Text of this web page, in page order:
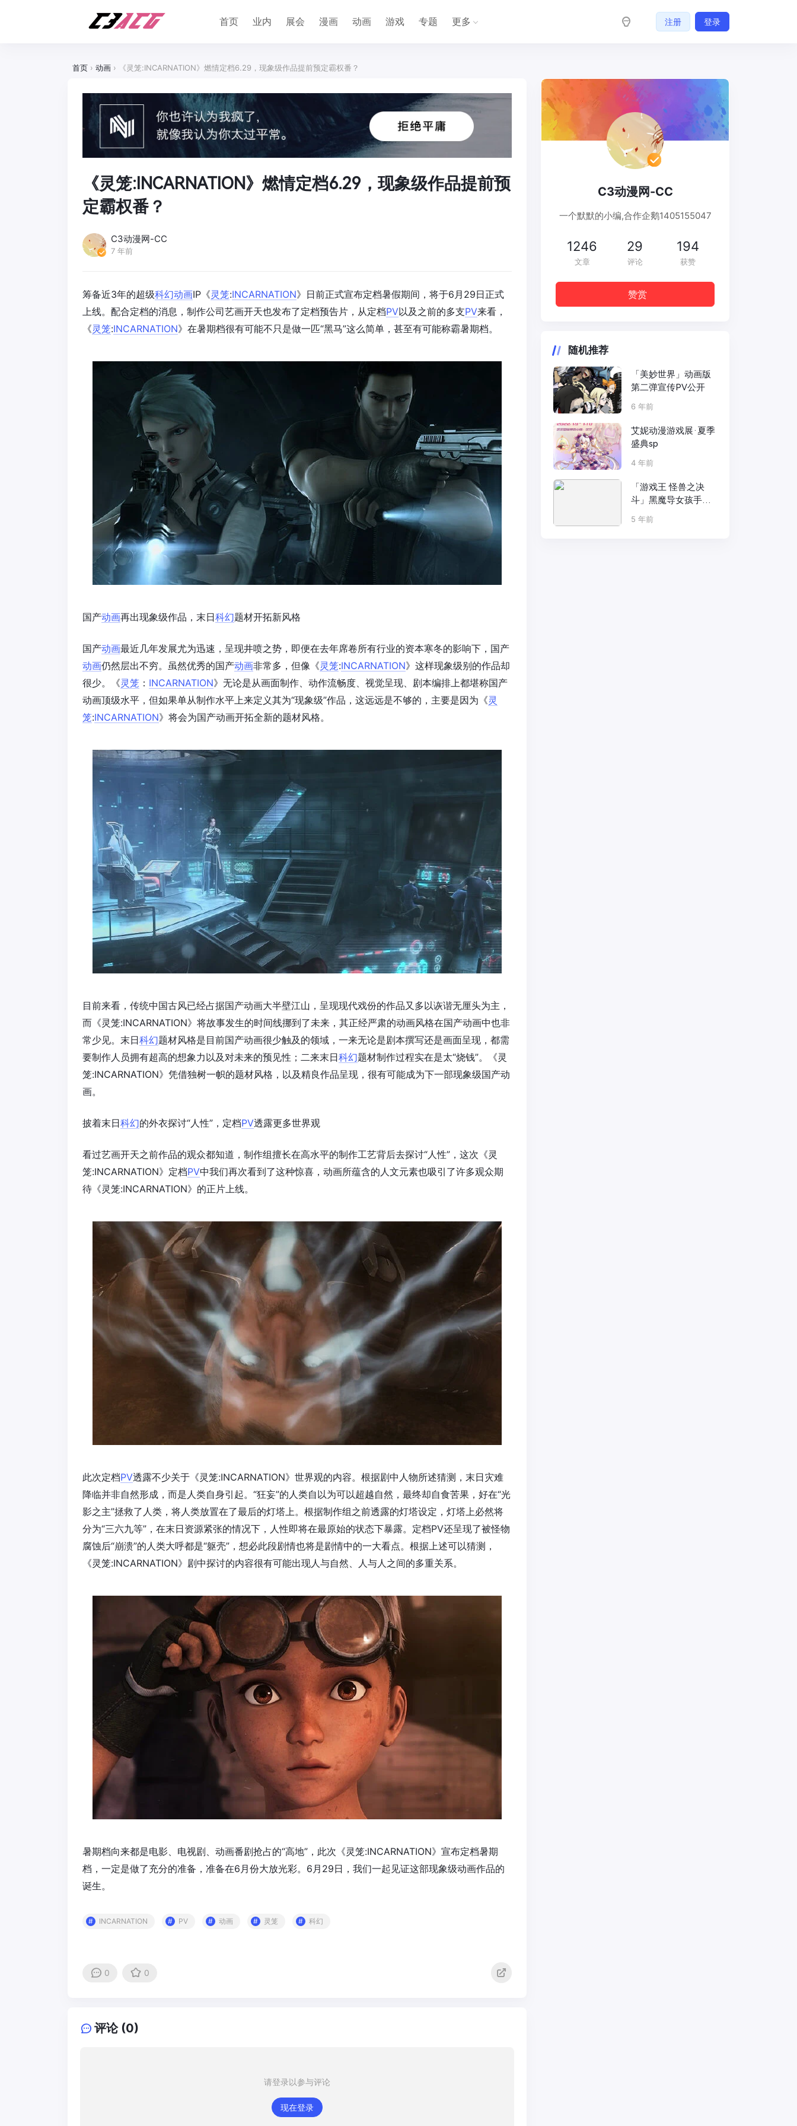
首页 业内 展会 漫画 动画 游戏 专题 更多 注册 登录
首页 › 动画 › 《灵笼:INCARNATION》燃情定档6.29，现象级作品提前预定霸权番？
《灵笼:INCARNATION》燃情定档6.29，现象级作品提前预
定霸权番？
C3动漫网-CC
7 年前
筹备近3年的超级科幻动画IP《灵笼:INCARNATION》日前正式宣布定档暑假期间，将于6月29日正式
上线。配合定档的消息，制作公司艺画开天也发布了定档预告片，从定档PV以及之前的多支PV来看，
《灵笼:INCARNATION》在暑期档很有可能不只是做一匹“黑马”这么简单，甚至有可能称霸暑期档。
国产动画再出现象级作品，末日科幻题材开拓新风格
国产动画最近几年发展尤为迅速，呈现井喷之势，即便在去年席卷所有行业的资本寒冬的影响下，国产
动画仍然层出不穷。虽然优秀的国产动画非常多，但像《灵笼:INCARNATION》这样现象级别的作品却
很少。《灵笼 ： INCARNATION》无论是从画面制作、动作流畅度、视觉呈现、剧本编排上都堪称国产
动画顶级水平，但如果单从制作水平上来定义其为“现象级”作品，这远远是不够的，主要是因为《灵
笼:INCARNATION》将会为国产动画开拓全新的题材风格。
目前来看，传统中国古风已经占据国产动画大半壁江山，呈现现代戏份的作品又多以诙谐无厘头为主，
而《灵笼:INCARNATION》将故事发生的时间线挪到了未来，其正经严肃的动画风格在国产动画中也非
常少见。末日科幻题材风格是目前国产动画很少触及的领域，一来无论是剧本撰写还是画面呈现，都需
要制作人员拥有超高的想象力以及对未来的预见性；二来末日科幻题材制作过程实在是太“烧钱”。《灵
笼:INCARNATION》凭借独树一帜的题材风格，以及精良作品呈现，很有可能成为下一部现象级国产动
画。
披着末日科幻的外衣探讨“人性”，定档PV透露更多世界观
看过艺画开天之前作品的观众都知道，制作组擅长在高水平的制作工艺背后去探讨“人性”，这次《灵
笼:INCARNATION》定档PV中我们再次看到了这种惊喜，动画所蕴含的人文元素也吸引了许多观众期
待《灵笼:INCARNATION》的正片上线。
此次定档PV透露不少关于《灵笼:INCARNATION》世界观的内容。根据剧中人物所述猜测，末日灾难
降临并非自然形成，而是人类自身引起。“狂妄”的人类自以为可以超越自然，最终却自食苦果，好在“光
影之主”拯救了人类，将人类放置在了最后的灯塔上。根据制作组之前透露的灯塔设定，灯塔上必然将
分为“三六九等”，在末日资源紧张的情况下，人性即将在最原始的状态下暴露。定档PV还呈现了被怪物
腐蚀后“崩溃”的人类大呼都是“躯壳”，想必此段剧情也将是剧情中的一大看点。根据上述可以猜测，
《灵笼:INCARNATION》剧中探讨的内容很有可能出现人与自然、人与人之间的多重关系。
暑期档向来都是电影、电视剧、动画番剧抢占的“高地”，此次《灵笼:INCARNATION》宣布定档暑期
档，一定是做了充分的准备，准备在6月份大放光彩。6月29日，我们一起见证这部现象级动画作品的
诞生。
INCARNATION PV 动画 灵笼 科幻
0 0
评论 (0)
请登录以参与评论
现在登录
C3动漫网-CC
一个默默的小编,合作企鹅1405155047
1246
文章
29
评论
194
获赞
赞赏
随机推荐
「美妙世界」动画版
第二弹宣传PV公开
6 年前
艾妮动漫游戏展·夏季
盛典sp
4 年前
「游戏王 怪兽之决
斗」黑魔导女孩手办
开订
5 年前